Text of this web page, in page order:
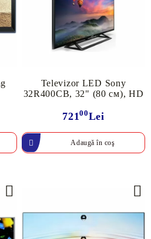
Televizor LED Sony
32R400CB, 32" (80 см), HD
72100Lei